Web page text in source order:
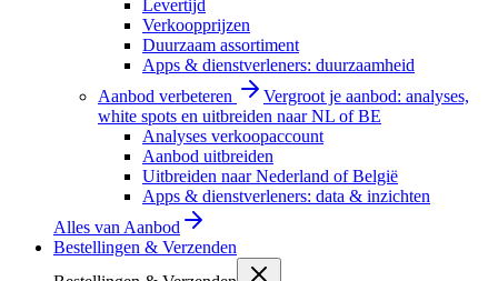
Levertijd
Verkoopprijzen
Duurzaam assortiment
Apps & dienstverleners: duurzaamheid
Aanbod verbeteren
Vergroot je aanbod: analyses,
white spots en uitbreiden naar NL of BE
Analyses verkoopaccount
Aanbod uitbreiden
Uitbreiden naar Nederland of België
Apps & dienstverleners: data & inzichten
Alles van Aanbod
Bestellingen & Verzenden